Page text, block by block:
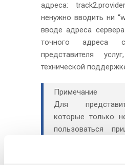
адреса:
ненужно вводить ни
вводе адреса
точного адреса
представителя
технической
Примечание
Для
которые только
пользоваться
необходимо
сервера